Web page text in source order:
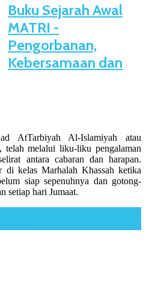
Buku Sejarah Awal
MATRI -
Pengorbanan,
Kebersamaan dan
AtTarbiyah Al-Islamiyah atau
telah melalui liku-liku pengalaman
antara cabaran dan harapan.
kelas Marhalah Khassah ketika
siap sepenuhnya dan gotong-
setiap hari Jumaat.